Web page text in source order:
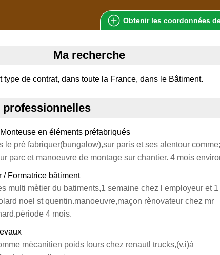
Obtenir les coordonnées
Ma recherche
type de contrat, dans toute la France, dans le Bâtiment.
professionnelles
en éléments préfabriqués
le prè fabriquer(bungalow),sur paris et ses alentour
parc et manoeuvre de montage sur chantier. 4 mois
/ Formatrice bâtiment
multi mètier du batiments,1 semaine chez l employeur et 1
noel st quentin.manoeuvre,maçon rènovateur chez mr
4 mois.
mècanitien poids lours chez renautl trucks,(v.i)à